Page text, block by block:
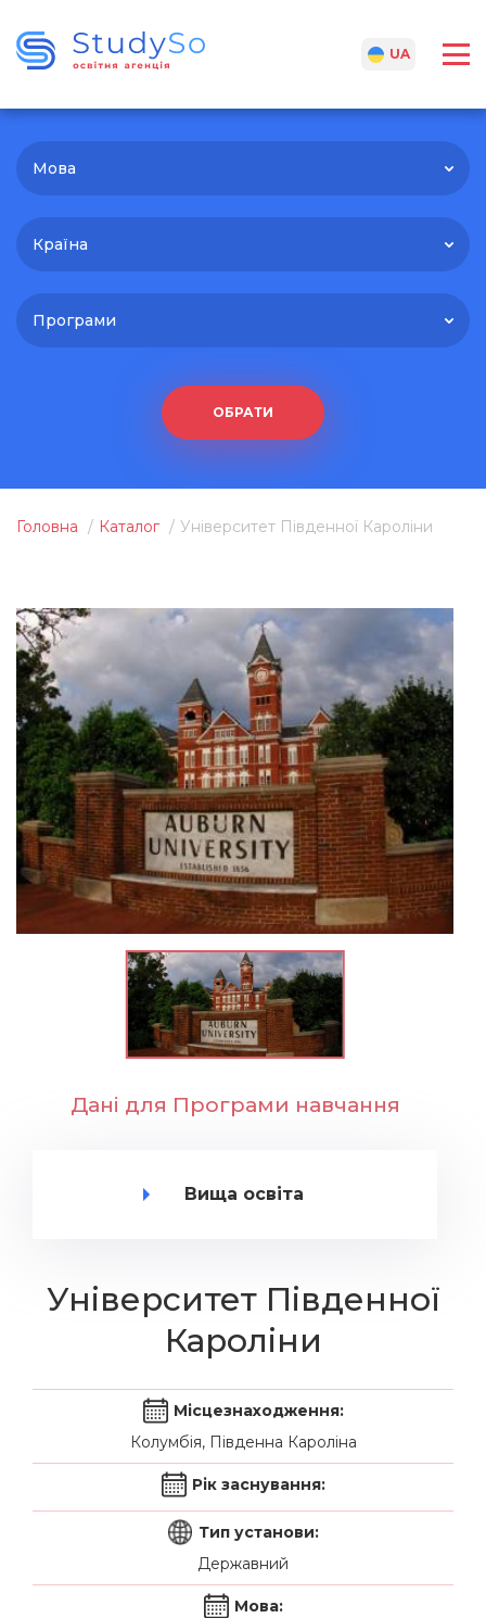
UA
Мова
Країна
Програми
ОБРАТИ
Головна Каталог Університет Південної Кароліни
Дані для Програми навчання
Вища освіта
Університет Південної
Кароліни
Місцезнаходження:
Колумбія, Південна Кароліна
Рік заснування:
Тип установи:
Державний
Мова: